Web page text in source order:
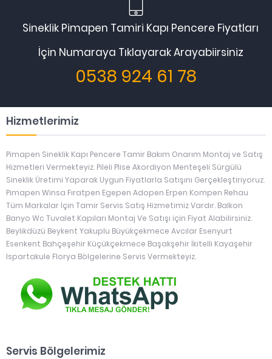
Sineklik Pimapen Tamiri Kapı Pencere Fiyatları
İçin Numaraya Tıklayarak Arayabiirsiniz
0538 924 61 78
Hizmetlerimiz
Pimapen Sineklik Kapı Pencere Tamir Bakım Onarım Montaj ve Satış
Hizmetleri Vermekteyiz. Pileli Plise Akordiyon Menteşeli Sürgülü
Sineklik Üretimi Yaparak Uygun Fiyatlarla Satışını Gerçekleştiriyoruz.
Pimapen Winsa Fıratpen Egepen Adopen Erpen Kompen Rehau
Tüm Markalar İçin Tamir Servis Satış Hizmetimiz Vardır. Balkon
Banyo Wc Tuvalet Kapıları Montaj Ve Satışı için Fiyat Alabilirsiniz.
Beylikdüzü Beykent Yakuplu Büyükçekmece Avcılar Esenyurt
Esenkent Bahçeşehir Küçükçekmece Başakşehir İkitelli Kayaşehir
Ispartakule Florya Bölgelerine Servis Vermekteyiz.
Servis Bölgelerimiz